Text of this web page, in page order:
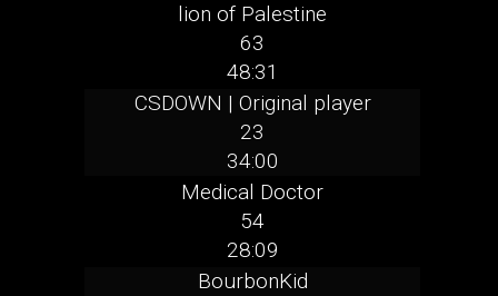
lion of Palestine
63
48:31
CSDOWN | Original player
23
34:00
Medical Doctor
54
28:09
BourbonKid